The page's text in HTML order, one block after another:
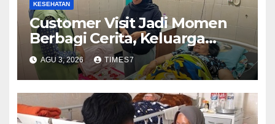
KESEHATAN
Customer Visit Jadi Momen
Berbagi Cerita, Keluarga
Nurhayati Rasakan Manfaat
NyataProgram JKN
AGU 3, 2026 TIMES7